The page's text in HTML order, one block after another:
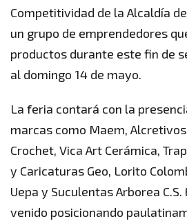
Competitividad de la Alcaldía
un grupo de emprendedores
productos durante este fin de
al domingo 14 de mayo.
La feria contará con la
marcas como Maem, Alcretivos
Crochet, Vica Art Cerámica,
y Caricaturas Geo, Lorito
Uepa y Suculentas Arborea
venido posicionando